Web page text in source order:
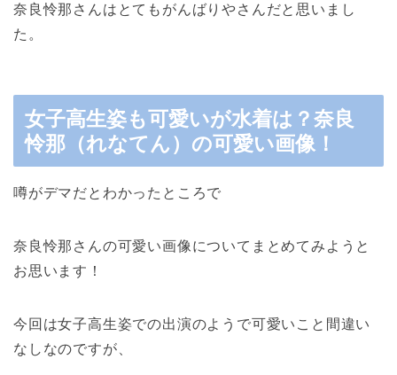
奈良怜那さんはとてもがんばりやさんだと思いまし
た。
女子高生姿も可愛いが水着は？奈良
怜那（れなてん）の可愛い画像！
噂がデマだとわかったところで
奈良怜那さんの可愛い画像についてまとめてみようと
お思います！
今回は女子高生姿での出演のようで可愛いこと間違い
なしなのですが、